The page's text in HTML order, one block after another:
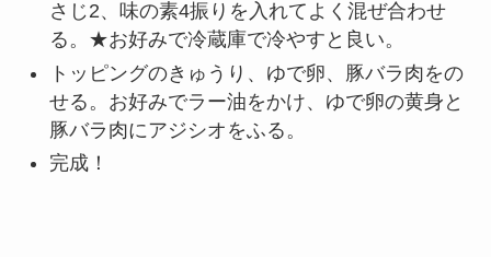
さじ2、味の素4振りを入れてよく混ぜ合わせ
る。★お好みで冷蔵庫で冷やすと良い。
トッピングのきゅうり、ゆで卵、豚バラ肉をの
せる。お好みでラー油をかけ、ゆで卵の黄身と
豚バラ肉にアジシオをふる。
完成！